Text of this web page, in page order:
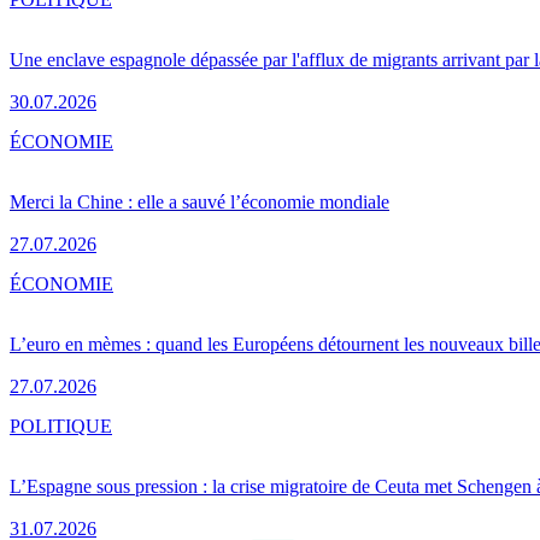
Une enclave espagnole dépassée par l'afflux de migrants arrivant par
30.07.2026
Merci la Chine : elle a sauvé l’économie mondiale
27.07.2026
ÉCONOMIE
L’euro en mèmes : quand les Européens détournent les nouveaux
27.07.2026
ÉCONOMIE
L’Espagne sous pression : la crise migratoire de Ceuta met Schengen
31.07.2026
POLITIQUE